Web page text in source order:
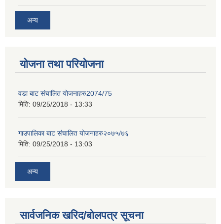
अन्य
योजना तथा परियोजना
वडा बाट संचालित योजनाहरु2074/75
मिति: 09/25/2018 - 13:33
गाउपालिका बाट संचालित योजनाहरु२०७५/७६
मिति: 09/25/2018 - 13:03
अन्य
सार्वजनिक खरिद/बोलपत्र सूचना